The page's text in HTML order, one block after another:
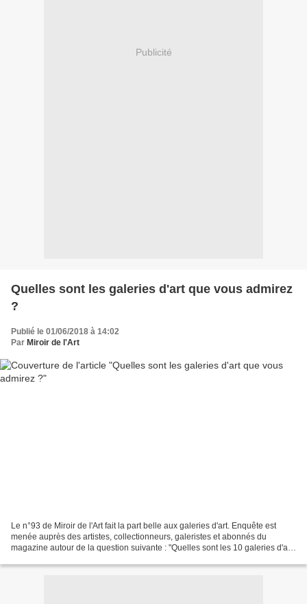
Publicité
Quelles sont les galeries d'art que vous admirez
?
Publié le 01/06/2018 à 14:02
Par Miroir de l'Art
Le n°93 de Miroir de l'Art fait la part belle aux galeries d'art. Enquête est
menée auprès des artistes, collectionneurs, galeristes et abonnés du
magazine autour de la question suivante : "Quelles sont les 10 galeries d'art